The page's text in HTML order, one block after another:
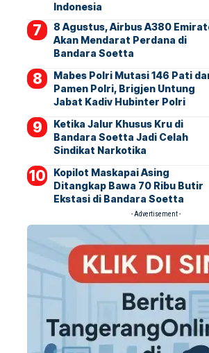
Indonesia
8 Agustus, Airbus A380
Akan Mendarat Perdana di
Bandara Soetta
Mabes Polri Mutasi 146 Pati
Pamen Polri, Brigjen Untung
Jabat Kadiv Hubinter Polri
Ketika Jalur Khusus Kru di
Bandara Soetta Jadi Celah
Sindikat Narkotika
Kopilot Maskapai Asing
Ditangkap Bawa 70 Ribu Butir
Ekstasi di Bandara Soetta
- Advertisement -